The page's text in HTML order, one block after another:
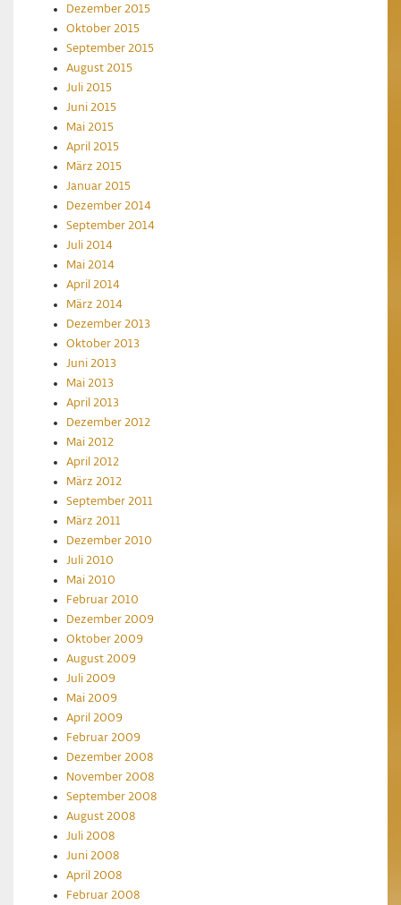
Dezember 2015
Oktober 2015
September 2015
August 2015
Juli 2015
Juni 2015
Mai 2015
April 2015
März 2015
Januar 2015
Dezember 2014
September 2014
Juli 2014
Mai 2014
April 2014
März 2014
Dezember 2013
Oktober 2013
Juni 2013
Mai 2013
April 2013
Dezember 2012
Mai 2012
April 2012
März 2012
September 2011
März 2011
Dezember 2010
Juli 2010
Mai 2010
Februar 2010
Dezember 2009
Oktober 2009
August 2009
Juli 2009
Mai 2009
April 2009
Februar 2009
Dezember 2008
November 2008
September 2008
August 2008
Juli 2008
Juni 2008
April 2008
Februar 2008